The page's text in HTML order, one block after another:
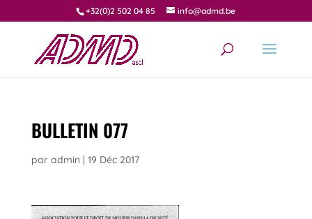
+32(0)2 502 04 85 info@admd.be
BULLETIN 077
par admin | 19 Déc 2017